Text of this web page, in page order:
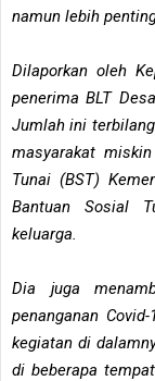
namun lebih
Dilaporkan oleh
penerima BLT
Jumlah ini
masyarakat
Tunai (BST)
Bantuan Sosial
keluarga.
Dia juga
penanganan
kegiatan di
di beberapa